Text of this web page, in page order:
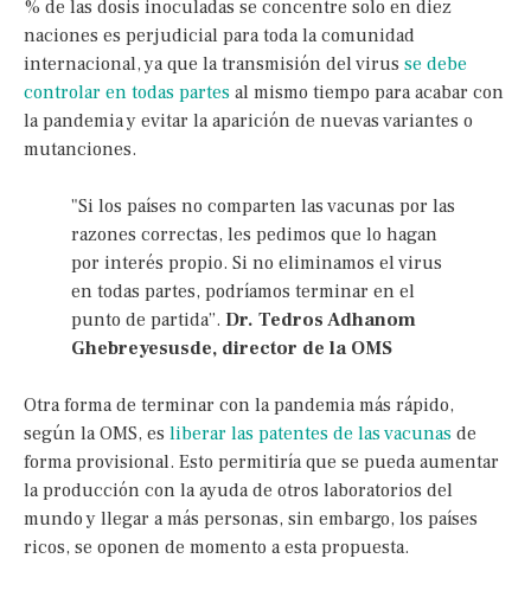
% de las dosis inoculadas se concentre solo en diez
naciones es perjudicial para toda la comunidad
internacional, ya que la transmisión del virus se debe
controlar en todas partes al mismo tiempo para acabar con
la pandemia y evitar la aparición de nuevas variantes o
mutanciones.
"Si los países no comparten las vacunas por las
razones correctas, les pedimos que lo hagan
por interés propio. Si no eliminamos el virus
en todas partes, podríamos terminar en el
punto de partida”. Dr. Tedros Adhanom
Ghebreyesusde, director de la OMS
Otra forma de terminar con la pandemia más rápido,
según la OMS, es liberar las patentes de las vacunas de
forma provisional. Esto permitiría que se pueda aumentar
la producción con la ayuda de otros laboratorios del
mundo y llegar a más personas, sin embargo, los países
ricos, se oponen de momento a esta propuesta.